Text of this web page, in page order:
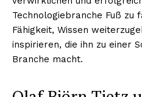
Technologiebranche Fuß zu
Fähigkeit, Wissen
inspirieren, die ihn zu einer
Branche macht.